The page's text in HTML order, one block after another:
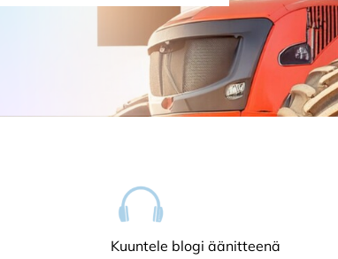
Kuuntele blogi äänitteenä